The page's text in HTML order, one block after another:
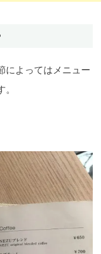
によってはメニュー